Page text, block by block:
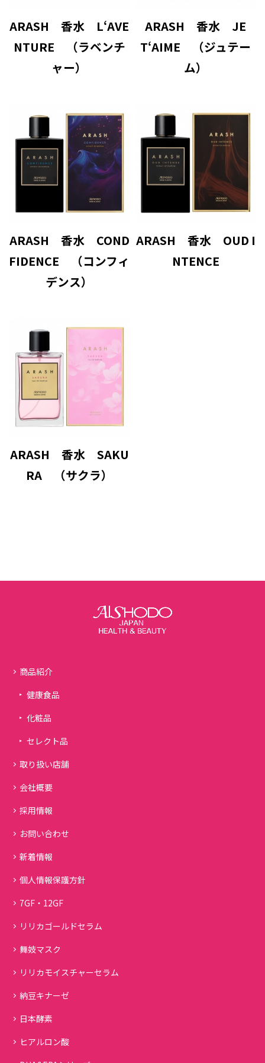
ARASH 香水 L‘AVE
NTURE （ラベンチ
ャー）
ARASH 香水 JE
T‘AIME （ジュテー
ム）
ARASH 香水 COND
FIDENCE （コンフィ
デンス）
ARASH 香水 OUD I
NTENCE
ARASH 香水 SAKU
RA （サクラ）
商品紹介
健康食品
化粧品
セレクト品
取り扱い店舗
会社概要
採用情報
お問い合わせ
新着情報
個人情報保護方針
7GF・12GF
リリカゴールドセラム
舞妓マスク
リリカモイスチャーセラム
納豆キナーゼ
日本酵素
ヒアルロン酸